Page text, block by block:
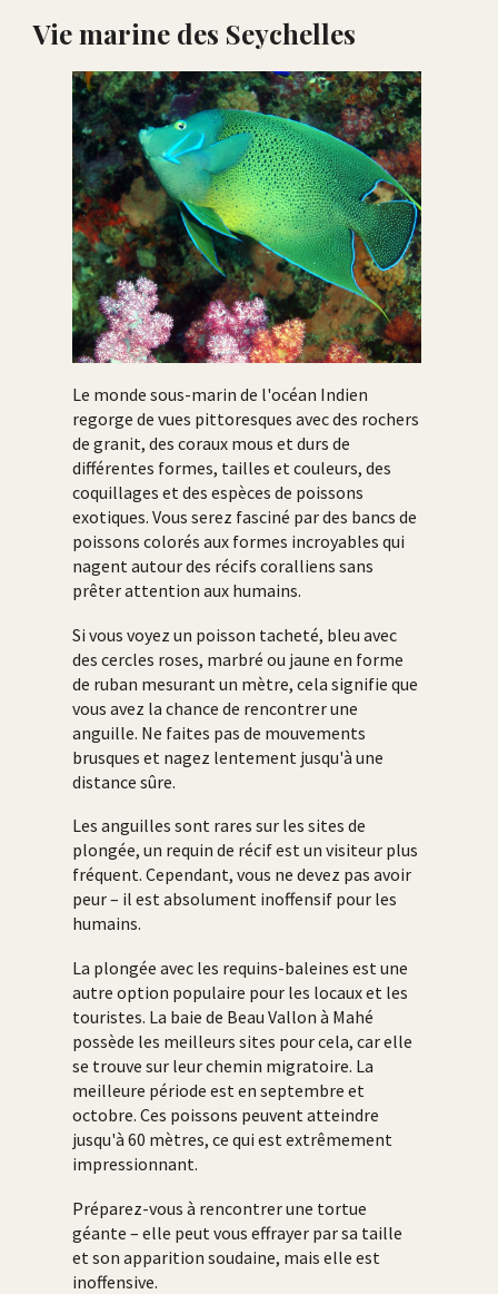
Vie marine des Seychelles
Le monde sous-marin de l'océan Indien
regorge de vues pittoresques avec des rochers
de granit, des coraux mous et durs de
différentes formes, tailles et couleurs, des
coquillages et des espèces de poissons
exotiques. Vous serez fasciné par des bancs de
poissons colorés aux formes incroyables qui
nagent autour des récifs coralliens sans
prêter attention aux humains.
Si vous voyez un poisson tacheté, bleu avec
des cercles roses, marbré ou jaune en forme
de ruban mesurant un mètre, cela signifie que
vous avez la chance de rencontrer une
anguille. Ne faites pas de mouvements
brusques et nagez lentement jusqu'à une
distance sûre.
Les anguilles sont rares sur les sites de
plongée, un requin de récif est un visiteur plus
fréquent. Cependant, vous ne devez pas avoir
peur – il est absolument inoffensif pour les
humains.
La plongée avec les requins-baleines est une
autre option populaire pour les locaux et les
touristes. La baie de Beau Vallon à Mahé
possède les meilleurs sites pour cela, car elle
se trouve sur leur chemin migratoire. La
meilleure période est en septembre et
octobre. Ces poissons peuvent atteindre
jusqu'à 60 mètres, ce qui est extrêmement
impressionnant.
Préparez-vous à rencontrer une tortue
géante – elle peut vous effrayer par sa taille
et son apparition soudaine, mais elle est
inoffensive.